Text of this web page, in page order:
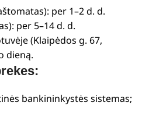
per 1–2 d. d.
per 5–14 d. d.
(Klaipėdos g. 67,
dieną.
bankininkystės sistemas;